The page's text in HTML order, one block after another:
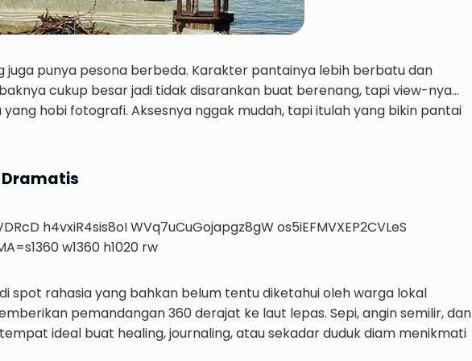
juga punya pesona berbeda. Karakter pantainya lebih berbatu dan
cukup besar jadi tidak disarankan buat berenang, tapi view-nya…
hobi fotografi. Aksesnya nggak mudah, tapi itulah yang bikin pantai
Dramatis
spot rahasia yang bahkan belum tentu diketahui oleh warga lokal
pemandangan 360 derajat ke laut lepas. Sepi, angin semilir, dan
ideal buat healing, journaling, atau sekadar duduk diam menikmati